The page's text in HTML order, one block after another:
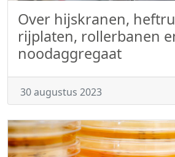
Over hijskranen,
rijplaten, rollerbanen
noodaggregaat
30 augustus 2023